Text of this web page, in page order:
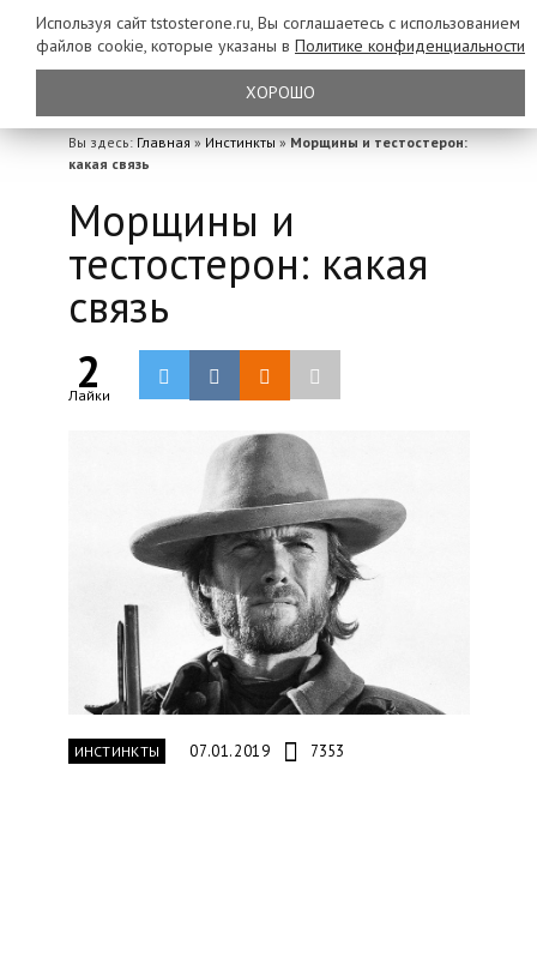
Вы здесь: Главная » Инстинкты » Морщины и тестостерон:
какая связь
Морщины и
тестостерон: какая
связь
2
Лайки
ИНСТИНКТЫ 07.01.2019 7353
Используя сайт tstosterone.ru, Вы соглашаетесь с использованием
файлов cookie, которые указаны в Политике конфиденциальности
ХОРОШО